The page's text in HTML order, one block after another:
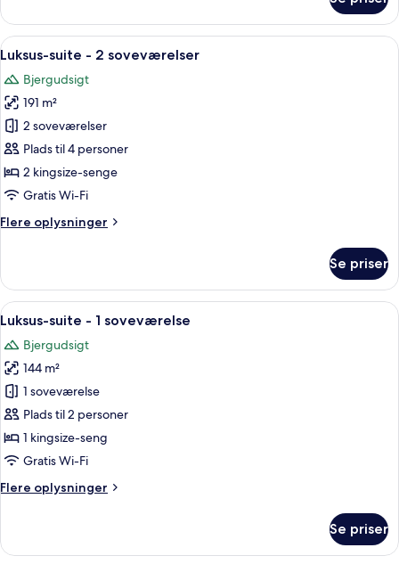
Indlæs
alle
billeder
af
Luksus-
suite
-
2
Et hotelværelse med stort vindue
5
Luksus-suite - 2 soveværelser
Bjergudsigt
191 m²
2 soveværelser
Plads til 4 personer
2 kingsize-senge
Gratis Wi-Fi
Flere oplysninger
Flere
suite
2
Se priser
Indlæs
alle
billeder
af
Luksus-
suite
-
1
En moderne stue med en stor
6
Luksus-suite - 1 soveværelse
Bjergudsigt
144 m²
1 soveværelse
Plads til 2 personer
1 kingsize-seng
Gratis Wi-Fi
Flere oplysninger
Flere
suite
Se priser